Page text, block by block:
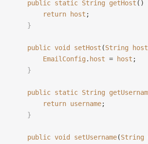
    public
static String getHost ()
        return
host ;
    }
    public
void setHost (String host
        EmailConfig
. host = host ;
    }
    public
static String
        return
username;
    }
    public
void setUsername(String